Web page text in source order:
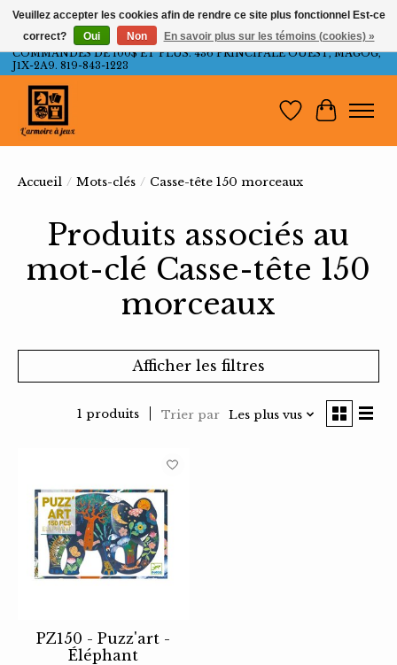
LIVRAISON GRATUITE AU QUÉBEC ET ONTARIO POUR LES
COMMANDES DE 100$ ET PLUS. 436 PRINCIPALE OUEST, MAGOG,
J1X-2A9. 819-843-1223
Liste dePanier
Accueil / Mots-clés / Casse-tête 150 morceaux
Produits associés au
mot-clé Casse-tête 150
morceaux
Afficher les filtres
1 produits Trier par Les plus vus
PZ150 - Puzz'art -
Éléphant
Veuillez accepter les cookies afin de rendre ce site plus fonctionnel Est-ce
correct?
Oui Non En savoir plus sur les témoins (cookies) »